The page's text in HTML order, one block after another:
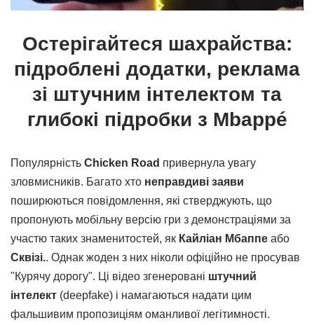
Остерігайтеся шахрайства:
підроблені додатки, реклама
зі штучним інтелектом та
глибокі підробки з Mbappé
Популярність Chicken Road привернула увагу
зловмисників. Багато хто неправдиві заяви
поширюються повідомлення, які стверджують, що
пропонують мобільну версію гри з демонстраціями за
участю таких знаменитостей, як Кайліан Мбаппе або
Сквізі.. Однак жоден з них ніколи офіційно не просував
"Курячу дорогу". Ці відео згенеровані штучний
інтелект (deepfake) і намагаються надати цим
фальшивим пропозиціям оманливої легітимності.